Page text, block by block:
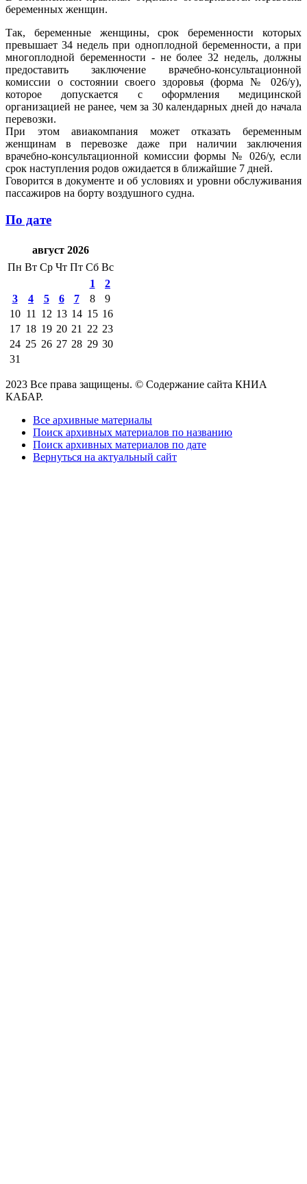
беременных женщин.
Так, беременные женщины, срок беременности которых
превышает 34 недель при одноплодной беременности, а при
многоплодной беременности - не более 32 недель, должны
предоставить заключение врачебно-консультационной
комиссии о состоянии своего здоровья (форма № 026/у),
которое допускается с оформления медицинской
организацией не ранее, чем за 30 календарных дней до начала
перевозки.
При этом авиакомпания может отказать беременным
женщинам в перевозке даже при наличии заключения
врачебно-консультационной комиссии формы № 026/у, если
срок наступления родов ожидается в ближайшие 7 дней.
Говорится в документе и об условиях и уровни обслуживания
пассажиров на борту воздушного судна.
По дате
август 2026
Пн Вт Ср Чт Пт Сб Вс
1
2
3
4 5 6 7 8
9
10 11 12 13 14 15 16
17 18 19 20 21 22 23
24 25 26 27 28 29 30
31
2023 Все права защищены. © Содержание сайта КНИА
КАБАР.
Все архивные материалы
Поиск архивных материалов по названию
Поиск архивных материалов по дате
Вернуться на актуальный сайт